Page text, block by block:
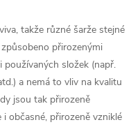
takže různé šarže stejné
přirozenými
složek (např.
a nemá to vliv na kvalitu
jsou tak přirozeně
občasné, přirozeně vzniklé